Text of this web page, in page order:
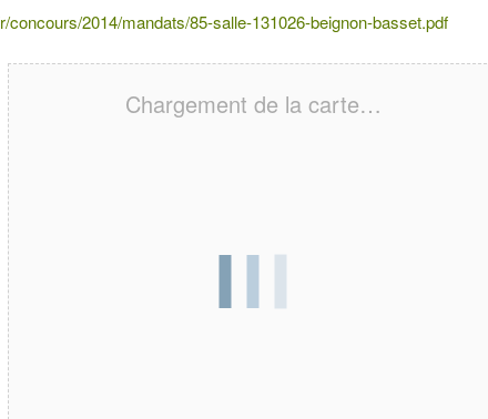
concours/2014/mandats/85-salle-131026-beignon-basset.pdf
Chargement de la carte…